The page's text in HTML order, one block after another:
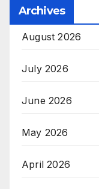
Archives
August 2026
July 2026
June 2026
May 2026
April 2026